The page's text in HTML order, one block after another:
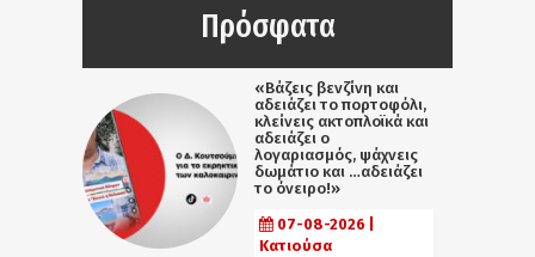
Πρόσφατα
«Βάζεις βενζίνη και
αδειάζει το πορτοφόλι,
κλείνεις ακτοπλοϊκά και
αδειάζει ο
λογαριασμός, ψάχνεις
δωμάτιο και …αδειάζει
το όνειρο!»
07-08-2026 |
Κατιούσα